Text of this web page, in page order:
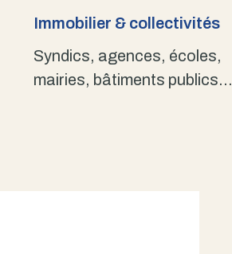
Immobilier & collectivités
Syndics, agences, écoles,
mairies, bâtiments publics…